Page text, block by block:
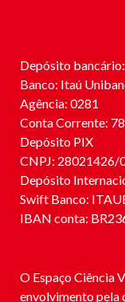
Depósito bancário:
Banco: Itaú
Agência: 0281
Conta Corrente:
Depósito PIX
CNPJ: 28021426/
Depósito
Swift Banco:
IBAN conta:
O Espaço Ciência
envolvimento pela